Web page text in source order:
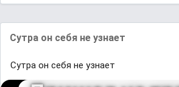
Сутра он себя не узнает
Сутра он себя не узнает